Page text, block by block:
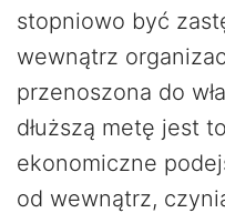
stopniowo być
wewnątrz
przenoszona do
dłuższą metę jest
ekonomiczne
od wewnątrz,